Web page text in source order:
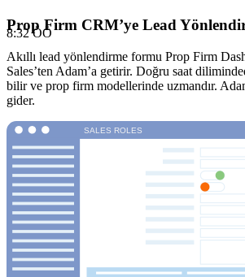
8:32 ÖÖ
Prop Firm CRM’ye Lead
Akıllı lead yönlendirme formu Prop Firm
Sales’ten Adam’a getirir. Doğru saat
bilir ve prop firm modellerinde uzmandır.
gider.